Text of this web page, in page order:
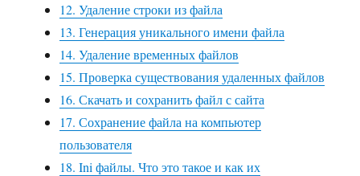
12. Удаление строки из файла
13. Генерация уникального имени файла
14. Удаление временных файлов
15. Проверка существования удаленных файлов
16. Скачать и сохранить файл с сайта
17. Сохранение файла на компьютер
пользователя
18. Ini файлы. Что это такое и как их